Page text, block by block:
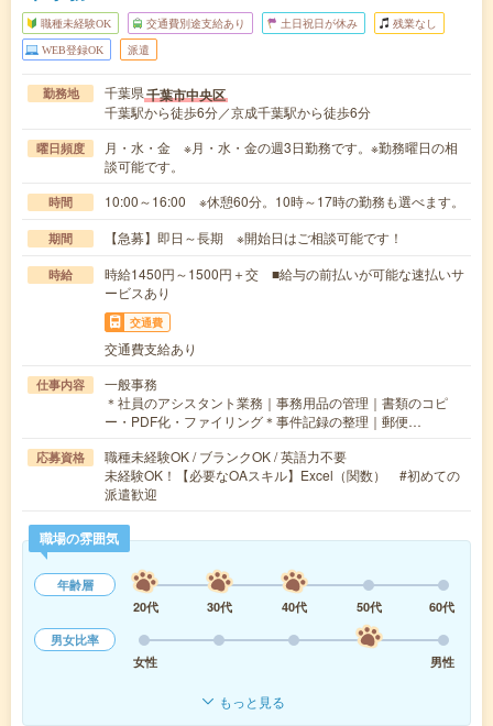
職種未経験OK 交通費別途支給あり 土日祝日が休み 残業なし
WEB登録OK 派遣
勤務地 千葉県千葉市中央区
千葉駅から徒歩6分／京成千葉駅から徒歩6分
曜日頻度
月・水・金 ※月・水・金の週3日勤務です。※勤務曜日の相
談可能です。
時間 10:00～16:00 ※休憩60分。10時～17時の勤務も選べます。
期間 【急募】即日～長期 ※開始日はご相談可能です！
時給
時給1450円～1500円＋交 ■給与の前払いが可能な速払いサ
ービスあり
交通費
交通費支給あり
仕事内容
一般事務
＊社員のアシスタント業務｜事務用品の管理｜書類のコピ
ー・PDF化・ファイリング＊事件記録の整理｜郵便…
応募資格
職種未経験OK / ブランクOK / 英語力不要
未経験OK！【必要なOAスキル】Excel（関数） #初めての
派遣歓迎
職場の雰囲気
年齢層
20代
30代 40代 50代
60代
男女比率
女性
男性
もっと見る